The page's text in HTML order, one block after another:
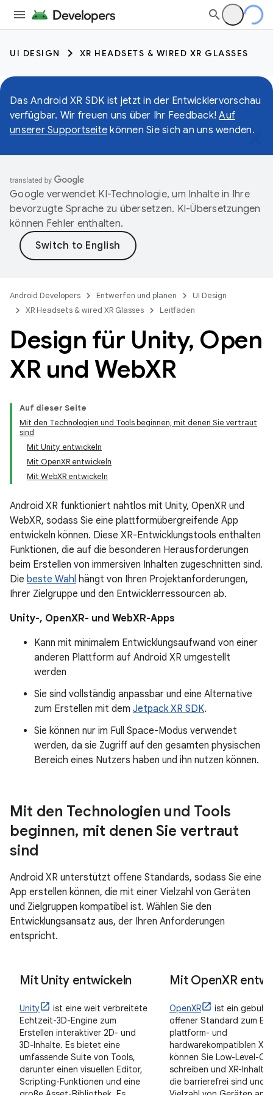
UI DESIGN XR HEADSETS & WIRED XR GLASSES
Das Android XR SDK ist jetzt in der Entwicklervorschau
verfügbar. Wir freuen uns über Ihr Feedback!Auf
unserer Supportseite können Sie sich an uns wenden.
Google verwendet KI-Technologie, um Inhalte in Ihre
bevorzugte Sprache zu übersetzen. KI-Übersetzungen
können Fehler enthalten.
Android Developers Entwerfen und planen
UI Design
XR Headsets & wired XR Glasses
Leitfäden
Design für Unity, Open
XR und WebXR
Auf dieser Seite
Mit den Technologien und Tools beginnen, mit denen Sie vertraut
sind
Mit Unity entwickeln
Mit OpenXR entwickeln
Mit WebXR entwickeln
Android XR funktioniert nahtlos mit Unity, OpenXR und
WebXR, sodass Sie eine plattformübergreifende App
entwickeln können. Diese XR-Entwicklungstools enthalten
Funktionen, die auf die besonderen Herausforderungen
beim Erstellen von immersiven Inhalten zugeschnitten sind.
Die beste Wahl hängt von Ihren Projektanforderungen,
Ihrer Zielgruppe und den Entwicklerressourcen ab.
Unity-, OpenXR- und WebXR-Apps
Kann mit minimalem Entwicklungsaufwand von einer
anderen Plattform auf Android XR umgestellt
werden
Sie sind vollständig anpassbar und eine Alternative
zum Erstellen mit dem Jetpack XR SDK.
Sie können nur im Full Space-Modus verwendet
werden, da sie Zugriff auf den gesamten physischen
Bereich eines Nutzers haben und ihn nutzen können.
Mit den Technologien und Tools
beginnen, mit denen Sie vertraut
sind
Android XR unterstützt offene Standards, sodass Sie eine
App erstellen können, die mit einer Vielzahl von Geräten
und Zielgruppen kompatibel ist. Wählen Sie den
Entwicklungsansatz aus, der Ihren Anforderungen
entspricht.
Mit Unity entwickeln
Unity
ist eine weit verbreitete
Echtzeit-3D-Engine zum
Erstellen interaktiver 2D- und
3D-Inhalte. Es bietet eine
umfassende Suite von Tools,
darunter einen visuellen Editor,
Scripting-Funktionen und eine
Mit OpenXR
OpenXR
ist ein
offener Standard zum
plattform- und
hardwarekompatiblen
können Sie Low-Level-
schreiben und XR-Inhalte
die barrierefrei sind und